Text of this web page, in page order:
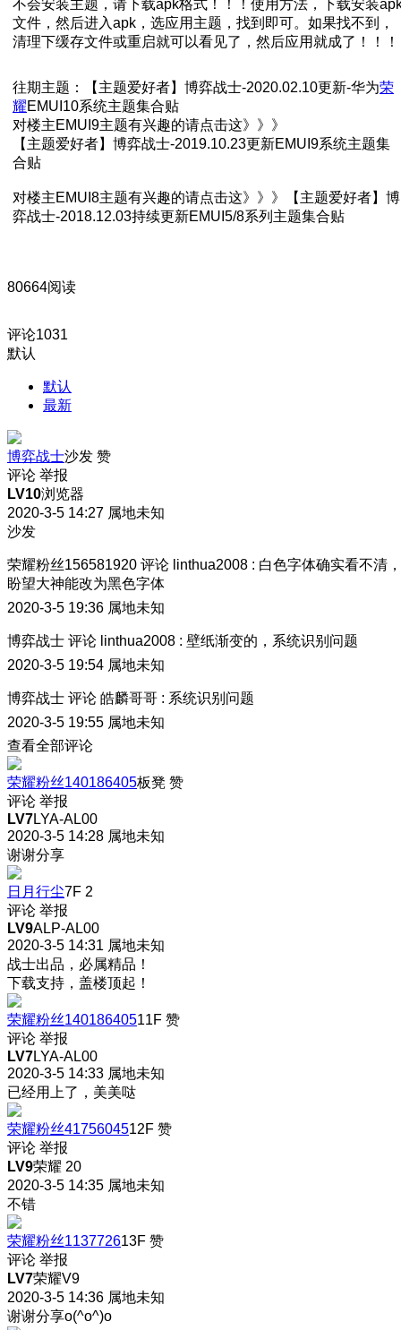
不会安装主题，请下载apk格式！！！使用方法，下载安装
文件，然后进入apk，选应用主题，找到即可。如果找不到，
清理下缓存文件或重启就可以看见了，然后应用就成了！！！
往期主题：【主题爱好者】博弈战士-2020.02.10更新-华为荣
耀EMUI10系统主题集合贴
对楼主EMUI9主题有兴趣的请点击这》》》
【主题爱好者】博弈战士-2019.10.23更新EMUI9系统主题集
合贴
对楼主EMUI8主题有兴趣的请点击这》》》【主题爱好者】博
弈战士-2018.12.03持续更新EMUI5/8系列主题集合贴
80664阅读
评论1031
默认
默认
最新
博弈战士沙发 赞
评论 举报
LV10浏览器
2020-3-5 14:27 属地未知
沙发
荣耀粉丝156581920 评论 linthua2008 : 白色字体确实看不清，
盼望大神能改为黑色字体
2020-3-5 19:36 属地未知
博弈战士 评论 linthua2008 : 壁纸渐变的，系统识别问题
2020-3-5 19:54 属地未知
博弈战士 评论 皓麟哥哥 : 系统识别问题
2020-3-5 19:55 属地未知
查看全部评论
荣耀粉丝140186405板凳 赞
评论 举报
LV7LYA-AL00
2020-3-5 14:28 属地未知
谢谢分享
日月行尘7F 2
评论 举报
LV9ALP-AL00
2020-3-5 14:31 属地未知
战士出品，必属精品！
下载支持，盖楼顶起！
荣耀粉丝14018640511F 赞
评论 举报
LV7LYA-AL00
2020-3-5 14:33 属地未知
已经用上了，美美哒
荣耀粉丝4175604512F 赞
评论 举报
LV9荣耀 20
2020-3-5 14:35 属地未知
不错
荣耀粉丝113772613F 赞
评论 举报
LV7荣耀V9
2020-3-5 14:36 属地未知
谢谢分享o(^o^)o